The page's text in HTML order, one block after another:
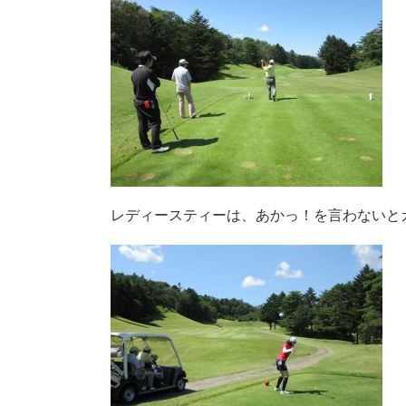
レディースティーは、あかっ！を言わない